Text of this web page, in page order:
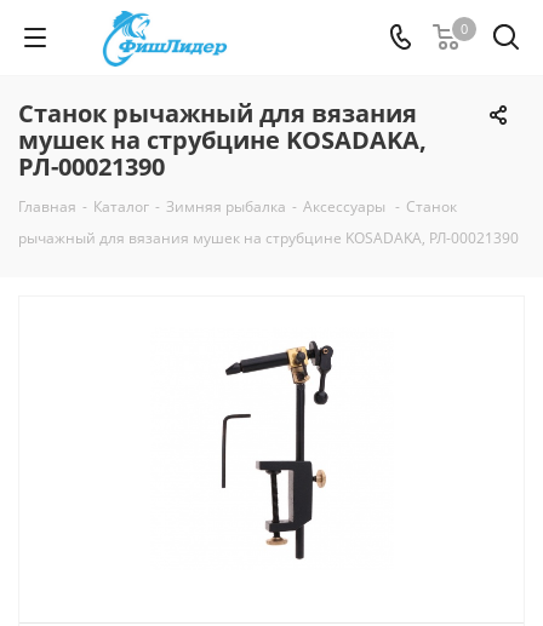
0
Cтанок рычажный для вязания
мушек на струбцине KOSADAKA,
РЛ-00021390
Главная - Каталог - Зимняя рыбалка - Аксессуары - Cтанок
рычажный для вязания мушек на струбцине KOSADAKA, РЛ-00021390